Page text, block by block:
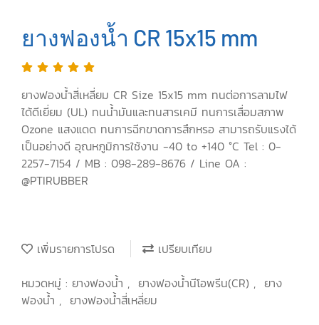
ยางฟองน้ำ CR 15x15 mm
ยางฟองน้ำสี่เหลี่ยม CR Size 15x15 mm ทนต่อการลามไฟ
ได้ดีเยี่ยม (UL) ทนน้ำมันและทนสารเคมี ทนการเสื่อมสภาพ
Ozone แสงแดด ทนการฉีกขาดการสึกหรอ สามารถรับแรงได้
เป็นอย่างดี อุณหภูมิการใช้งาน -40 to +140 °C Tel : 0-
2257-7154 / MB : 098-289-8676 / Line OA :
@PTIRUBBER
เพิ่มรายการโปรด
เปรียบเทียบ
หมวดหมู่ : ยางฟองน้ำ , ยางฟองน้ำนีโอพรีน(CR) , ยาง
ฟองน้ำ , ยางฟองน้ำสี่เหลี่ยม